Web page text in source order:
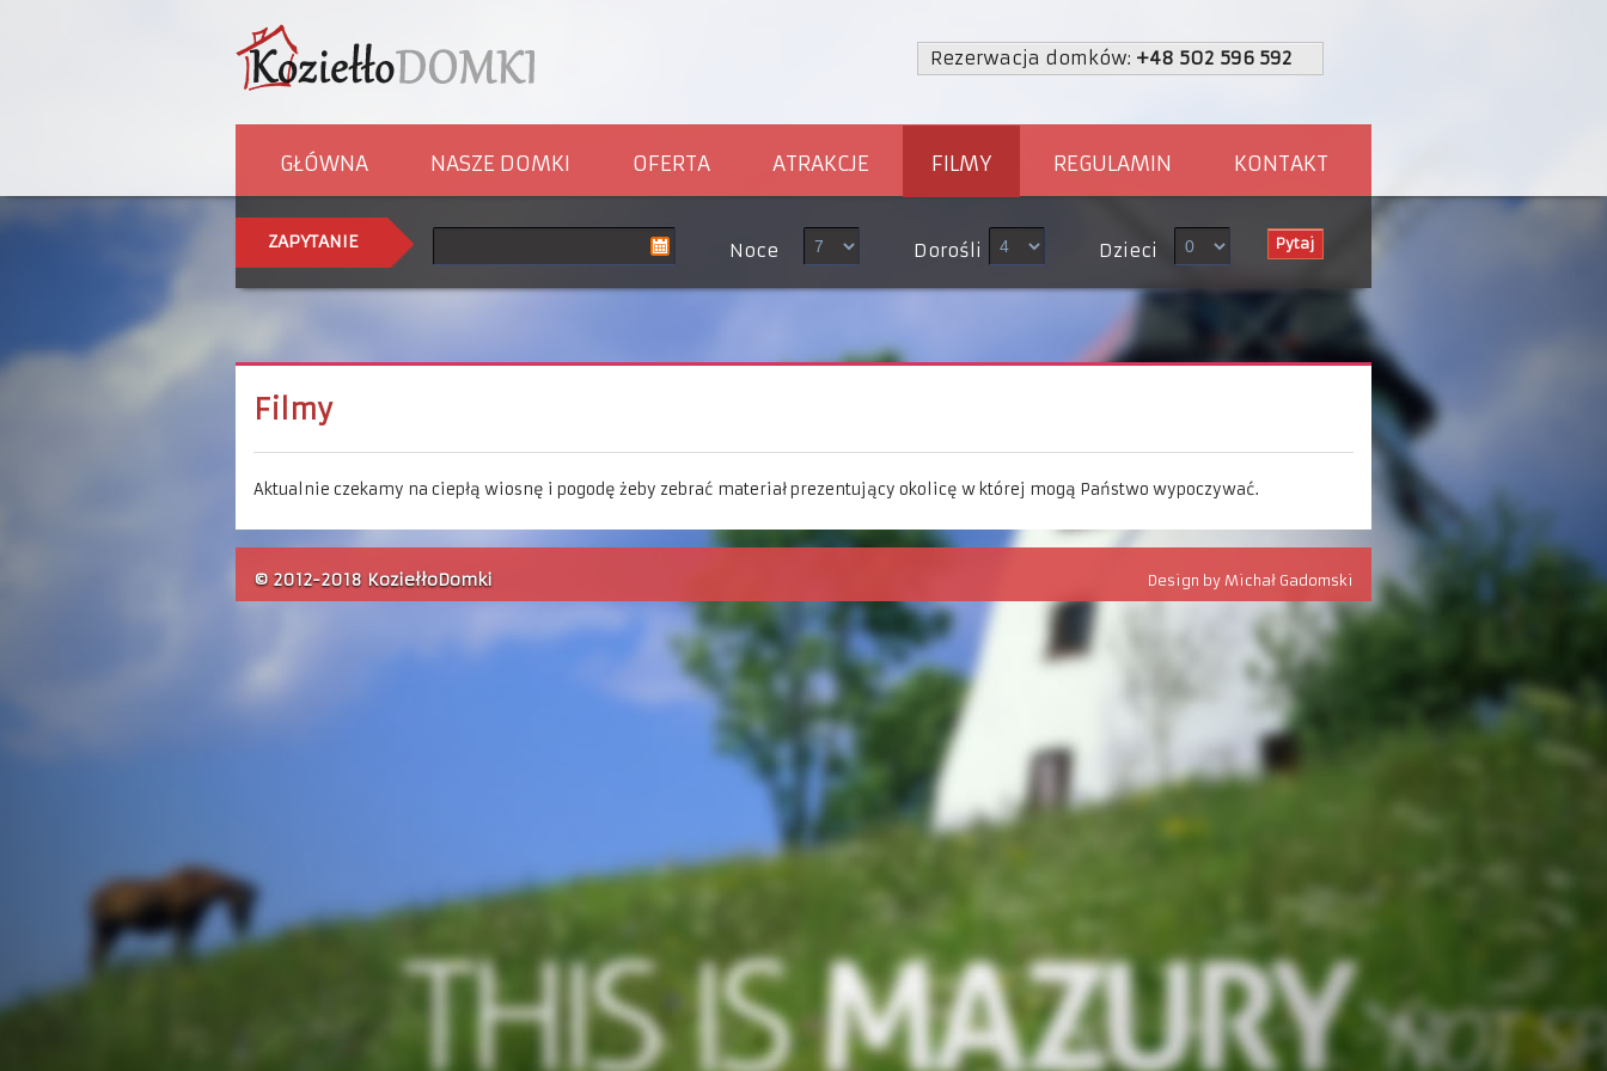
Rezerwacja domków: +48 502 596 592
GŁÓWNA NASZE DOMKI OFERTA ATRAKCJE FILMY REGULAMIN KONTAKT
ZAPYTANIE Noce Dorośli Dzieci
Filmy
Aktualnie czekamy na ciepłą wiosnę i pogodę żeby zebrać materiał prezentujący okolicę w której mogą Państwo wypoczywać.
© 2012-2018 KoziełłoDomki Design by Michał Gadomski